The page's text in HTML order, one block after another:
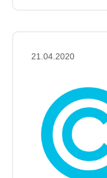
21.04.2020